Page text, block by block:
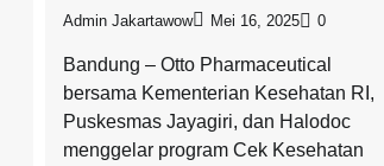
Admin Jakartawow Mei 16, 2025 0
Bandung – Otto Pharmaceutical
bersama Kementerian Kesehatan RI,
Puskesmas Jayagiri, dan Halodoc
menggelar program Cek Kesehatan